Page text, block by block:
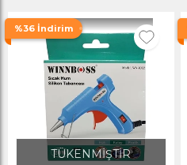
%36 İndirim
TÜKENMİŞTİR